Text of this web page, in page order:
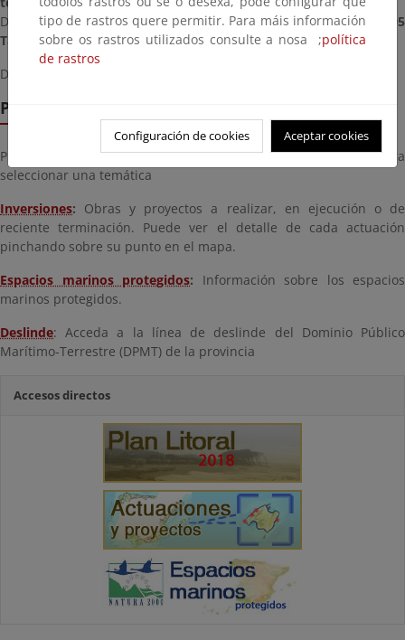
Dirección y teléfono: Plaza Imperial Tarraco, 4 - 4ª planta (43005
Tarragona). Tel.977 598 800
Dirección de correo:
Pestañas temáticas interactivas
Pinche en las pestañas de la zona superior de la imagen para
seleccionar una temática
Inversiones: Obras y proyectos a realizar, en ejecución o de
reciente terminación. Puede ver el detalle de cada actuación
pinchando sobre su punto en el mapa.
Espacios marinos protegidos:
Información sobre los espacios
marinos protegidos.
Deslinde: Acceda a la línea de deslinde del Dominio Público
Marítimo-Terrestre (DPMT) de la provincia
Accesos directos
tipo de rastros quere permitir. Para máis información
sobre os rastros utilizados consulte a nosa ;política
de rastros
Configuración de cookies Aceptar cookies